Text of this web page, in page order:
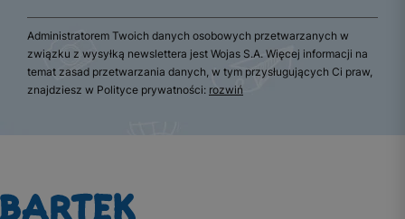
Administratorem Twoich danych osobowych przetwarzanych w
związku z wysyłką newslettera jest Wojas S.A. Więcej informacji na
temat zasad przetwarzania danych, w tym przysługujących Ci praw,
znajdziesz w Polityce prywatności: rozwiń